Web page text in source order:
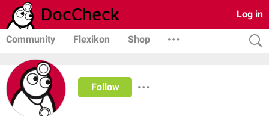
Log in
Community Flexikon Shop
Follow